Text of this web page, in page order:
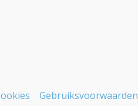
Gebruiksvoorwaarden